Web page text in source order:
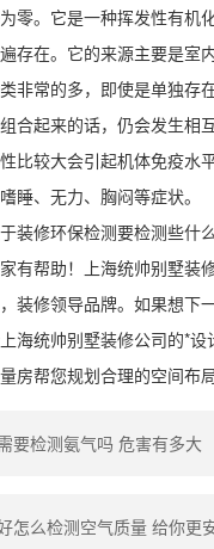
零。它是一种挥发性有机
存在。它的来源主要是室
非常的多，即使是单独存
合起来的话，仍会发生相
比较大会引起机体免疫水
睡、无力、胸闷等症状。
修环保检测要检测些什
有帮助！上海统帅别墅装
装修领导品牌。如果想下
海统帅别墅装修公司的*设
房帮您规划合理的空间布
要检测氨气吗 危害有多大
怎么检测空气质量 给你更